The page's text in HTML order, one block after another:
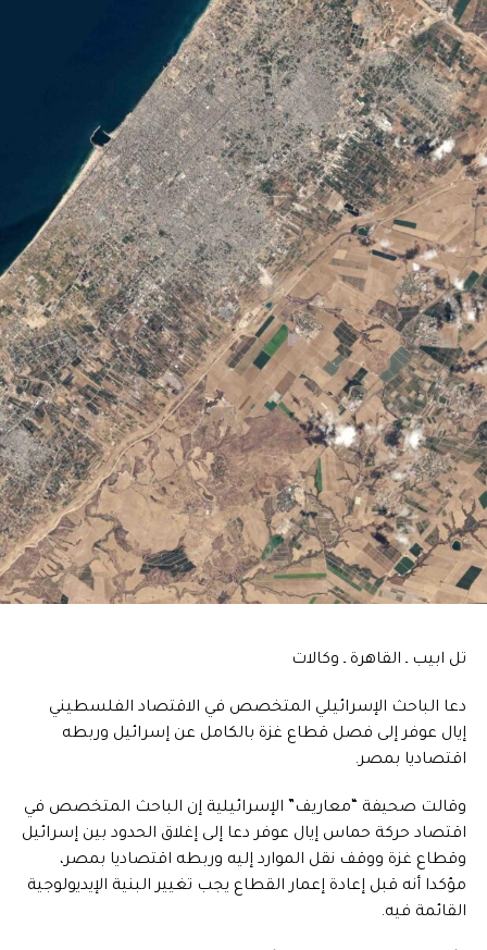
فيما بايدن يجمع
أدباشه… بوتين يقيم
علاقات شراكة مع دول
إفريقيا
لا تفوت
فيما العدوان لا
يتوقف ضد الأبرياء…
المقاومة تجهز على 15
جنديا وتستهدف عتادا
عسكريا ومستوطنة
ونقل البيان عن الرئيس قوله: “إن التنفيذ الناجح لهذه العملية
القائمة على الاستخبارات يبرهن على الكفاءة والتعاون المتزايدين
بين أجهزتنا الأمنية. أحيي رجالنا ونساءنا البواسل على شجاعتهم
وتأكيدهم الراسخ لحماية أرواح النيجيريين”.
وأعلنت الرئاسة أن الضحايا الذين تم تحريرهم «يتلقون حالياً
الإسعافات الأولية والرعاية الطبية الضرورية في المنشأة
الطبية التابعة لمعسكر “واوا” بولاية النيجر، وأضافت أنه «عقب
الانتهاء من التقييمات الطبية، سيتم تسليمهم رسمياً إلى
حكومات ولاياتهم لتقديم الرعاية الشاملة وإعادة دمجهم مع
عائلاتهم».
تل ابيب ـ القاهرة ـ وكالات
دعا الباحث الإسرائيلي المتخصص في الاقتصاد الفلسطيني
إيال عوفر إلى فصل قطاع غزة بالكامل عن إسرائيل وربطه
اقتصاديا بمصر.
وقالت صحيفة “معاريف” الإسرائيلية إن الباحث المتخصص في
اقتصاد حركة حماس إيال عوفر دعا إلى إغلاق الحدود بين إسرائيل
وقطاع غزة ووقف نقل الموارد إليه وربطه اقتصاديا بمصر،
مؤكدا أنه قبل إعادة إعمار القطاع يجب تغيير البنية الإيديولوجية
القائمة فيه.